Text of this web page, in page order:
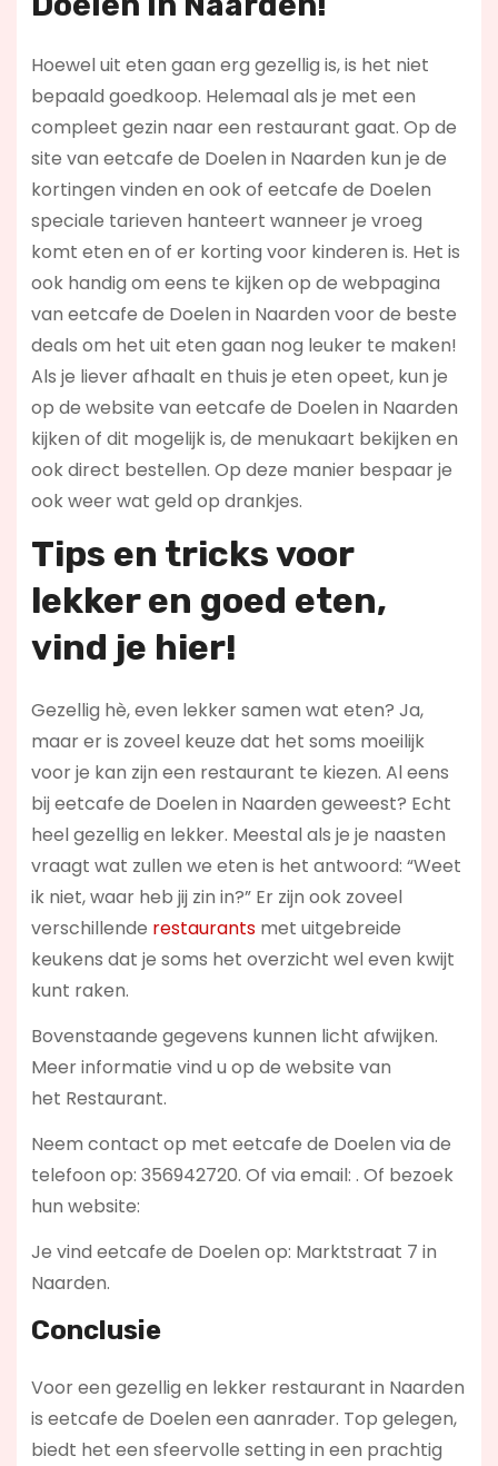
Hoewel uit eten gaan erg gezellig is, is het niet
bepaald goedkoop. Helemaal als je met een
compleet gezin naar een restaurant gaat. Op de
site van eetcafe de Doelen in Naarden kun je de
kortingen vinden en ook of eetcafe de Doelen
speciale tarieven hanteert wanneer je vroeg
komt eten en of er korting voor kinderen is. Het is
ook handig om eens te kijken op de webpagina
van eetcafe de Doelen in Naarden voor de beste
deals om het uit eten gaan nog leuker te maken!
Als je liever afhaalt en thuis je eten opeet, kun je
op de website van eetcafe de Doelen in Naarden
kijken of dit mogelijk is, de menukaart bekijken en
ook direct bestellen. Op deze manier bespaar je
ook weer wat geld op drankjes.
Tips en tricks voor
lekker en goed eten,
vind je hier!
Gezellig hè, even lekker samen wat eten? Ja,
maar er is zoveel keuze dat het soms moeilijk
voor je kan zijn een restaurant te kiezen. Al eens
bij eetcafe de Doelen in Naarden geweest? Echt
heel gezellig en lekker. Meestal als je je naasten
vraagt wat zullen we eten is het antwoord: “Weet
ik niet, waar heb jij zin in?” Er zijn ook zoveel
verschillende restaurantsmet uitgebreide
keukens dat je soms het overzicht wel even kwijt
kunt raken.
Bovenstaande gegevens kunnen licht afwijken.
Meer informatie vind u op de website van
het Restaurant.
Neem contact op met eetcafe de Doelen via de
telefoon op: 356942720. Of via email: . Of bezoek
hun website:
Je vind eetcafe de Doelen op: Marktstraat 7 in
Naarden.
Conclusie
Voor een gezellig en lekker restaurant in Naarden
is eetcafe de Doelen een aanrader. Top gelegen,
biedt het een sfeervolle setting in een prachtig